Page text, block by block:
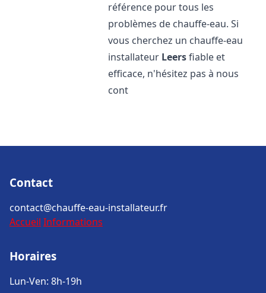
référence pour tous les
problèmes de chauffe-eau. Si
vous cherchez un chauffe-eau
installateur Leersfiable et
efficace, n'hésitez pas à nous
cont
Contact
contact@chauffe-eau-installateur.fr
Accueil Informations
Horaires
Lun-Ven: 8h-19h